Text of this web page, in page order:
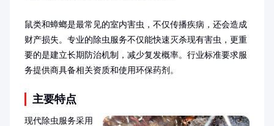
鼠类和蟑螂是最常见的室内害虫，不仅传播疾病，还会造成
财产损失。专业的除虫服务不仅能快速灭杀现有害虫，更重
要的是建立长期防治机制，减少复发概率。行业标准要求服
务提供商具备相关资质和使用环保药剂。
主要特点
现代除虫服务采用